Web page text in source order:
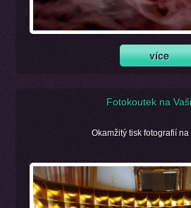
Fotokoutek na
Okamžitý tisk fotografií na